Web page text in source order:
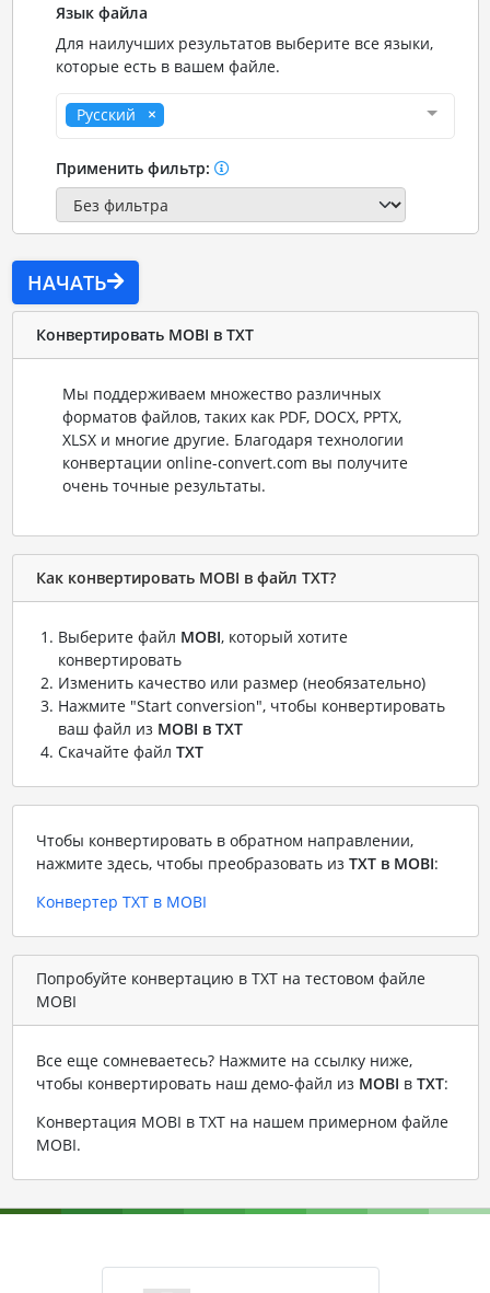
Язык файла
Для наилучших результатов выберите все языки,
которые есть в вашем файле.
Русский
Применить фильтр:
НАЧАТЬ
Конвертировать MOBI в TXT
Мы поддерживаем множество различных
форматов файлов, таких как PDF, DOCX, PPTX,
XLSX и многие другие. Благодаря технологии
конвертации online-convert.com вы получите
очень точные результаты.
Как конвертировать MOBI в файл TXT?
Выберите файл MOBI, который хотите
конвертировать
Изменить качество или размер (необязательно)
Нажмите "Start conversion", чтобы конвертировать
ваш файл из MOBI в TXT
Скачайте файл TXT
Чтобы конвертировать в обратном направлении,
нажмите здесь, чтобы преобразовать из TXT в MOBI:
Конвертер TXT в MOBI
Попробуйте конвертацию в TXT на тестовом файле
MOBI
Все еще сомневаетесь? Нажмите на ссылку ниже,
чтобы конвертировать наш демо-файл из MOBI в TXT:
Конвертация MOBI в TXT на нашем примерном файле
MOBI.